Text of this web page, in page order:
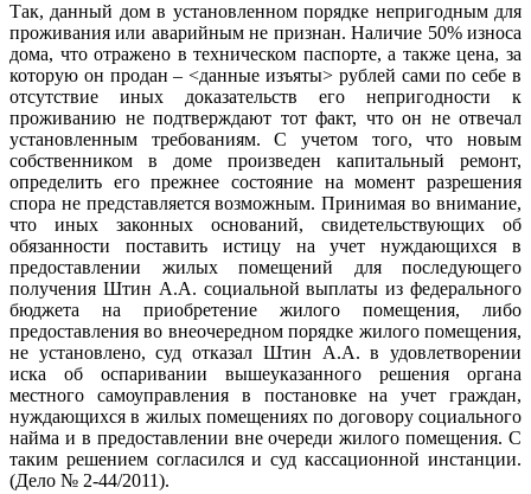
Так, данный дом в установленном порядке непригодным для
проживания или аварийным не признан. Наличие 50% износа
дома, что отражено в техническом паспорте, а также цена, за
которую он продан – <данные изъяты> рублей сами по себе в
отсутствие иных доказательств его непригодности к
проживанию не подтверждают тот факт, что он не отвечал
установленным требованиям. С учетом того, что новым
собственником в доме произведен капитальный ремонт,
определить его прежнее состояние на момент разрешения
спора не представляется возможным. Принимая во внимание,
что иных законных оснований, свидетельствующих об
обязанности поставить истицу на учет нуждающихся в
предоставлении жилых помещений для последующего
получения Штин А.А. социальной выплаты из федерального
бюджета на приобретение жилого помещения, либо
предоставления во внеочередном порядке жилого помещения,
не установлено, суд отказал Штин А.А. в удовлетворении
иска об оспаривании вышеуказанного решения органа
местного самоуправления в постановке на учет граждан,
нуждающихся в жилых помещениях по договору социального
найма и в предоставлении вне очереди жилого помещения. С
таким решением согласился и суд кассационной инстанции.
(Дело № 2-44/2011).